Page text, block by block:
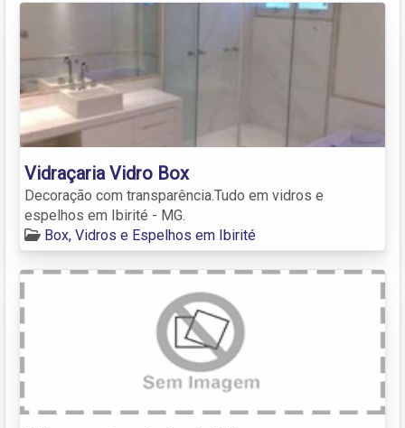
Vidraçaria Vidro Box
Decoração com transparência.Tudo em vidros e
espelhos em Ibirité - MG.
Box, Vidros e Espelhos em Ibirité